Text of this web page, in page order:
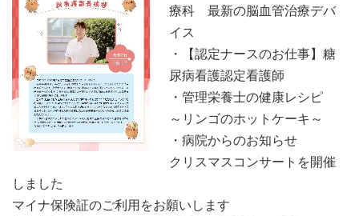
療科 最新の脳血管治療デバ
イス
・【認定ナースのお仕事】糖
尿病看護認定看護師
・管理栄養士の健康レシピ
～リンゴのホットケーキ～
・病院からのお知らせ
クリスマスコンサートを開催
しました
マイナ保険証のご利用をお願いします